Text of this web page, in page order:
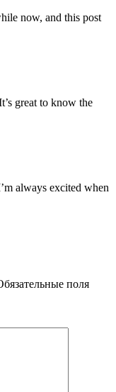
now, and this post
great to know the
always excited when
поля